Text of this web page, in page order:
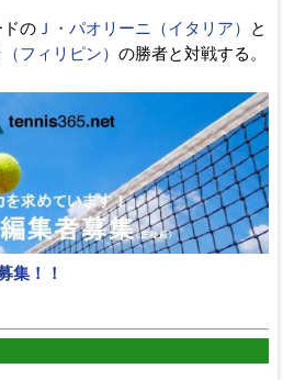
ドの Ｊ・パオリーニ（イタリア）
と
フィリピン） の勝者と対戦する。
集！！